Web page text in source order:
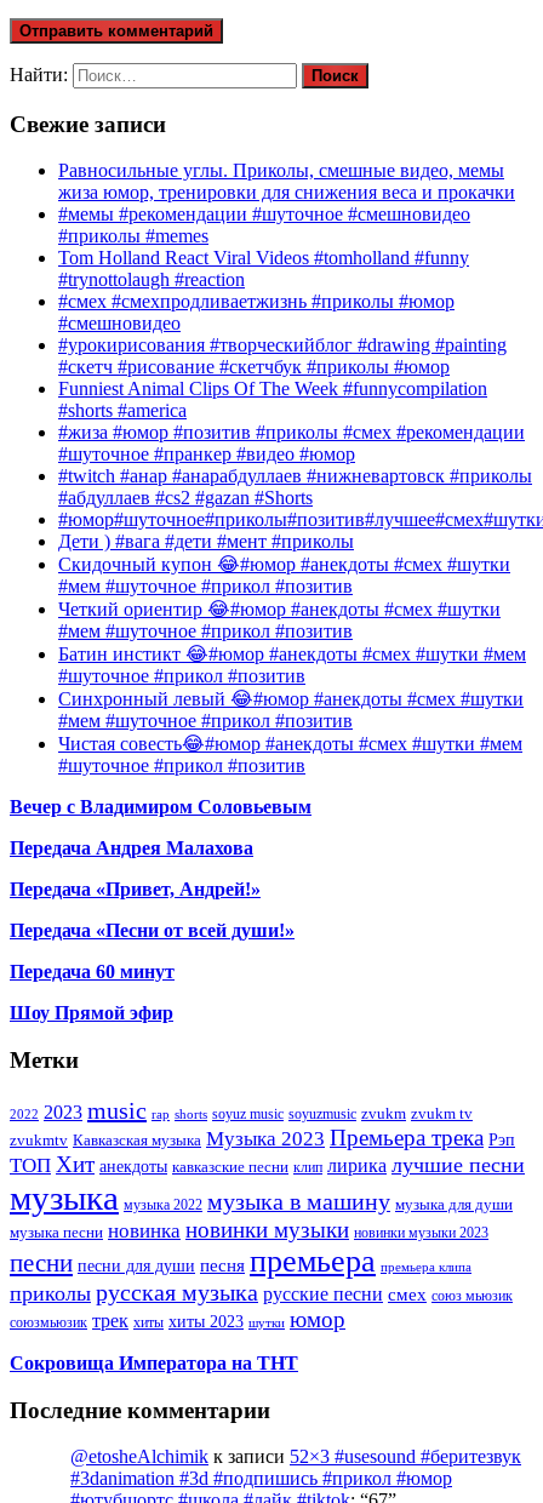
Найти:
Свежие записи
Равносильные углы. Приколы, смешные видео, мемы
жиза юмор, тренировки для снижения веса и прокачки
#мемы #рекомендации #шуточное #смешновидео
#приколы #memes
Tom Holland React Viral Videos #tomholland #funny
#trynottolaugh #reaction
#смех #смехпродливаетжизнь #приколы #юмор
#смешновидео
#урокирисования #творческийблог #drawing #painting
#скетч #рисование #скетчбук #приколы #юмор
Funniest Animal Clips Of The Week #funnycompilation
#shorts #america
#жиза #юмор #позитив #приколы #смех #рекомендации
#шуточное #пранкер #видео #юмор
#twitch #анар #анарабдуллаев #нижневартовск #приколы
#абдуллаев #cs2 #gazan #Shorts
Дети ) #вага #дети #мент #приколы
Скидочный купон 😂#юмор #анекдоты #смех #шутки
#мем #шуточное #прикол #позитив
Четкий ориентир 😂#юмор #анекдоты #смех #шутки
#мем #шуточное #прикол #позитив
Батин инстикт 😂#юмор #анекдоты #смех #шутки #мем
#шуточное #прикол #позитив
Синхронный левый 😂#юмор #анекдоты #смех #шутки
#мем #шуточное #прикол #позитив
Чистая совесть😂#юмор #анекдоты #смех #шутки #мем
#шуточное #прикол #позитив
Вечер с Владимиром Соловьевым
Передача Андрея Малахова
Передача «Привет, Андрей!»
Передача «Песни от всей души!»
Передача 60 минут
Шоу Прямой эфир
Метки
2022 2023 music rap shorts soyuz music soyuzmusic zvukm zvukm tv
zvukmtv Кавказская музыка Музыка 2023 Премьера трека Рэп
ТОП Хит анекдоты кавказские песни клип лирика лучшие песни
музыка музыка 2022 музыка в машину музыка для души
музыка песни новинка новинки музыки новинки музыки 2023
песни песни для души песня премьера премьера клипа
приколы русская музыка русские песни смех союз мьюзик
союзмьюзик трек хиты хиты 2023 шутки юмор
Сокровища Императора на ТНТ
Последние комментарии
@etosheAlchimik к записи 52×3 #usesound #беритезвук
#3danimation #3d #подпишись #прикол #юмор